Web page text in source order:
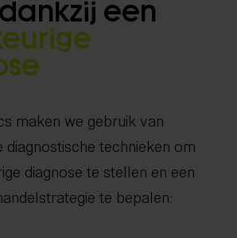
een
maken we gebruik van
diagnostische technieken om
diagnose te stellen en een
te bepalen: